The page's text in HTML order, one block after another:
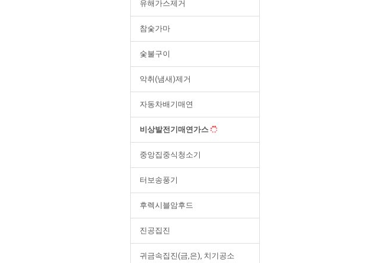
유해가스제거
참숯가마
숯불구이
악취(냄새)제거
자동차배기매연
비상발전기매연가스
중앙집중식청소기
터보송풍기
후렉시블암후드
진공집진
귀금속집진(금,은), 치기공소